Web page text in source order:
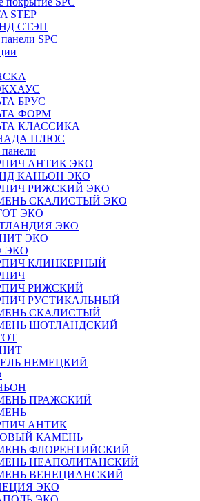
STEP
СТЭП
SPC
БРУС
ФОРМ
КЛАССИКА
ПЛЮС
АНТИК ЭКО
КАНЬОН ЭКО
РИЖСКИЙ ЭКО
СКАЛИСТЫЙ ЭКО
ЭКО
ЭКО
ЭКО
ЭКО
КЛИНКЕРНЫЙ
РИЖСКИЙ
РУСТИКАЛЬНЫЙ
СКАЛИСТЫЙ
ШОТЛАНДСКИЙ
НЕМЕЦКИЙ
ПРАЖСКИЙ
АНТИК
КАМЕНЬ
ФЛОРЕНТИЙСКИЙ
НЕАПОЛИТАНСКИЙ
ВЕНЕЦИАНСКИЙ
ЭКО